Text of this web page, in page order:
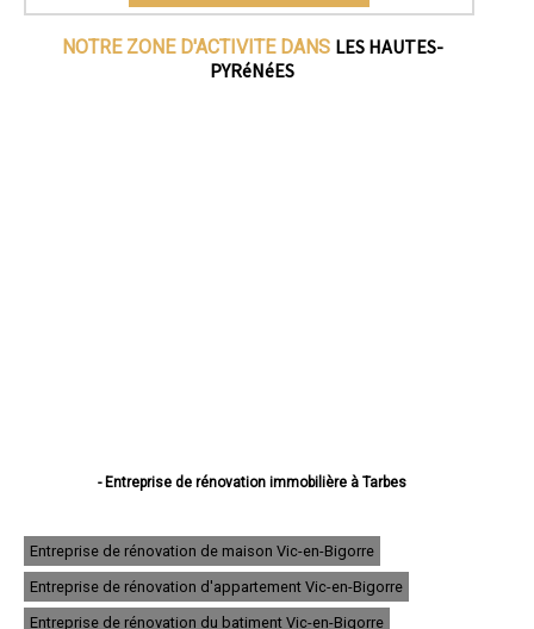
NOTRE ZONE D'ACTIVITE DANS LES HAUTES-
PYRéNéES
- Entreprise de rénovation immobilière à Tarbes
- Entreprise de rénovation immobilière à Aureilhan
- Entreprise de rénovation immobilière à Lannemezan
- Entreprise de rénovation immobilière à Vic-en-Bigorre
- Entreprise de rénovation immobilière à Séméac
Entreprise de rénovation de maison Vic-en-Bigorre
Entreprise de rénovation d'appartement Vic-en-Bigorre
Entreprise de rénovation du batiment Vic-en-Bigorre